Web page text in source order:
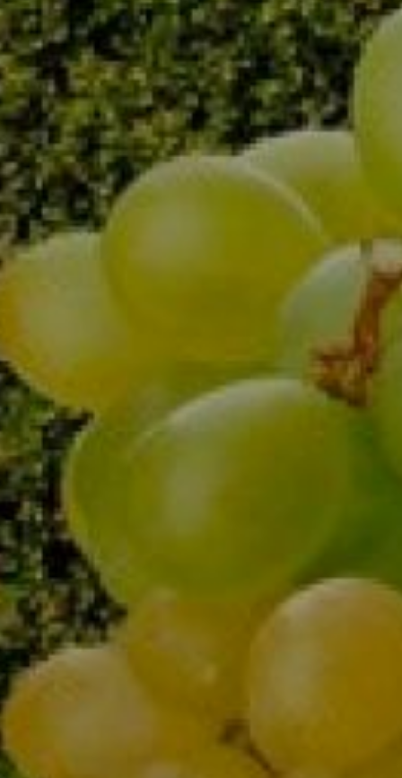
Wino Doina Pinot Franc
Dowiedz się więcej
Zobacz produkt
Chardonnay Reseva